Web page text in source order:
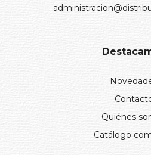
Quiénes
Catálogo